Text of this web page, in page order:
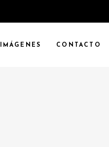
IMÁGENES CONTACTO